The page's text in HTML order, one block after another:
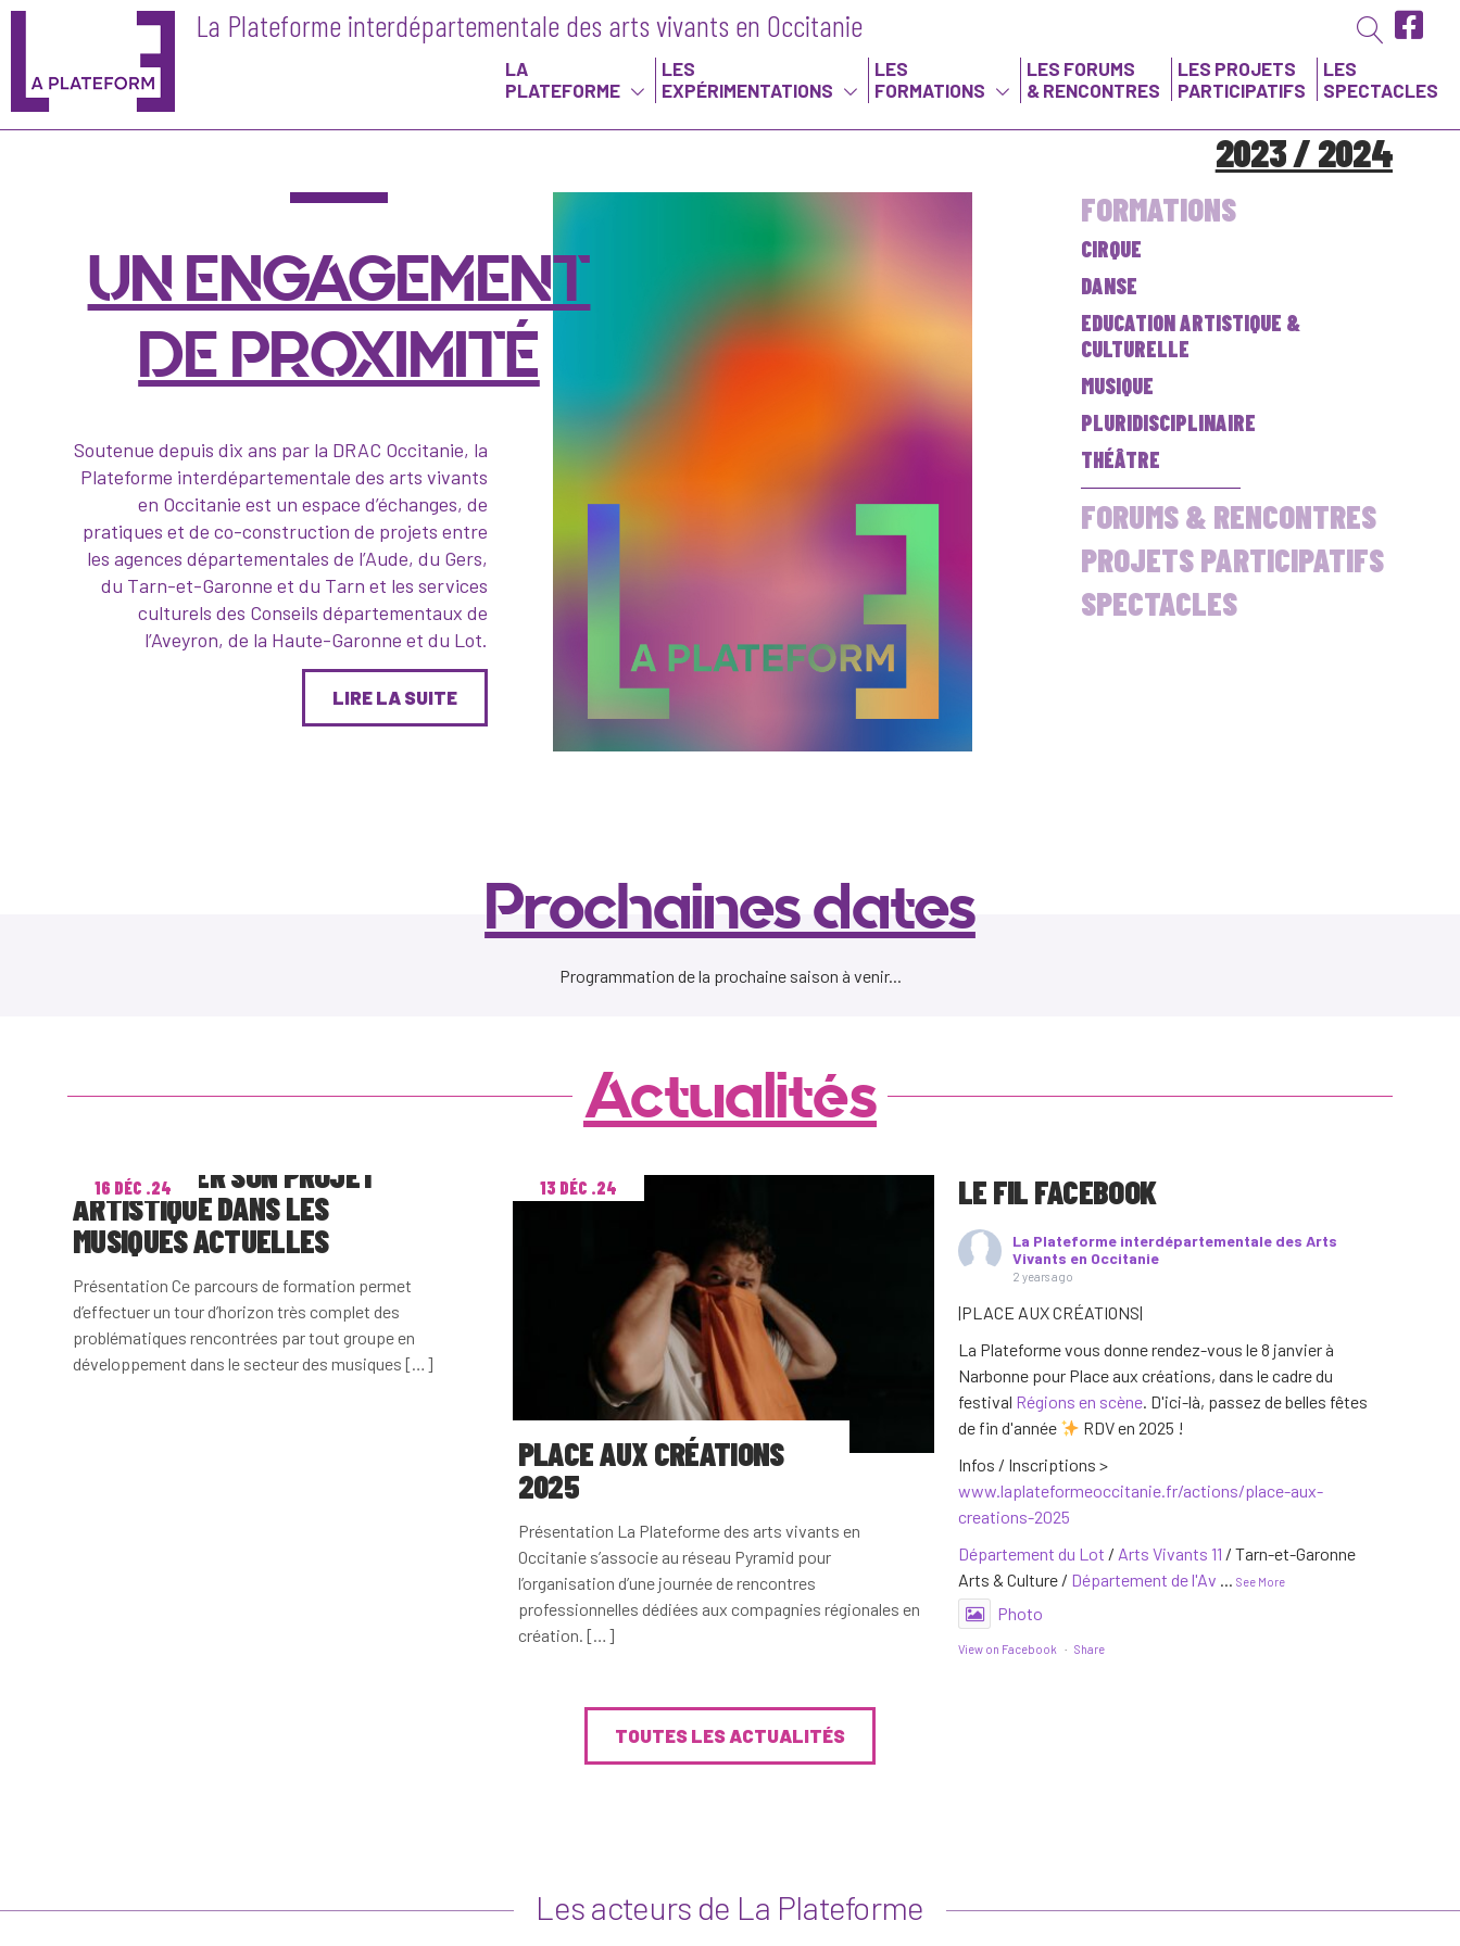
La Plateforme interdépartementale des arts vivants en Occitanie
LA
PLATEFORME
LES
EXPÉRIMENTATIONS
LES
FORMATIONS
LES FORUMS
& RENCONTRES
LES PROJETS
PARTICIPATIFS
LES
SPECTACLES
2023 / 2024
UN ENGAGEMENT
DE PROXIMITÉ
Soutenue depuis dix ans par la DRAC Occitanie, la
Plateforme interdépartementale des arts vivants
en Occitanie est un espace d’échanges, de
pratiques et de co-construction de projets entre
les agences départementales de l’Aude, du Gers,
du Tarn-et-Garonne et du Tarn et les services
culturels des Conseils départementaux de
l’Aveyron, de la Haute-Garonne et du Lot.
LIRE LA SUITE
FORMATIONS
CIRQUE
DANSE
EDUCATION ARTISTIQUE &
CULTURELLE
MUSIQUE
PLURIDISCIPLINAIRE
THÉÂTRE
FORUMS & RENCONTRES
PROJETS PARTICIPATIFS
SPECTACLES
Prochaines dates
Programmation de la prochaine saison à venir...
Actualités
DÉVELOPPER SON PROJET
ARTISTIQUE DANS LES
MUSIQUES ACTUELLES
Présentation Ce parcours de formation permet
d’effectuer un tour d’horizon très complet des
problématiques rencontrées par tout groupe en
développement dans le secteur des musiques […]
16 DÉC .24
PLACE AUX CRÉATIONS
2025
Présentation La Plateforme des arts vivants en
Occitanie s’associe au réseau Pyramid pour
l’organisation d’une journée de rencontres
professionnelles dédiées aux compagnies régionales en
création. […]
13 DÉC .24 LE FIL FACEBOOK
La Plateforme interdépartementale des Arts
Vivants en Occitanie
2 years ago
|PLACE AUX CRÉATIONS|
La Plateforme vous donne rendez-vous le 8 janvier à
Narbonne pour Place aux créations, dans le cadre du
festival Régions en scène. D'ici-là, passez de belles fêtes
de fin d'année
RDV en 2025 !
Infos / Inscriptions >
www.laplateformeoccitanie.fr/actions/place-aux-
creations-2025
Département du Lot / Arts Vivants 11 / Tarn-et-Garonne
Arts & Culture / Département de l'Av ... See More
Photo
View on Facebook · Share
TOUTES LES ACTUALITÉS
Les acteurs de La Plateforme